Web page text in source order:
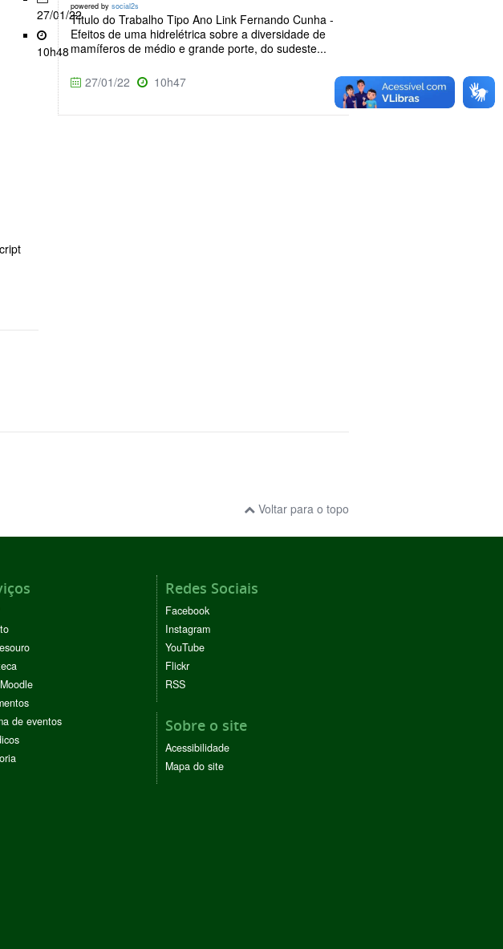
27/01/22
10h48
powered bysocial2s
Título do Trabalho Tipo Ano Link Fernando Cunha -
Efeitos de uma hidrelétrica sobre a diversidade de
mamíferos de médio e grande porte, do sudeste...
27/01/22 10h47
Voltar para o topo
de eventos
Redes Sociais
Facebook
Instagram
YouTube
Flickr
RSS
Sobre o site
Acessibilidade
Mapa do site